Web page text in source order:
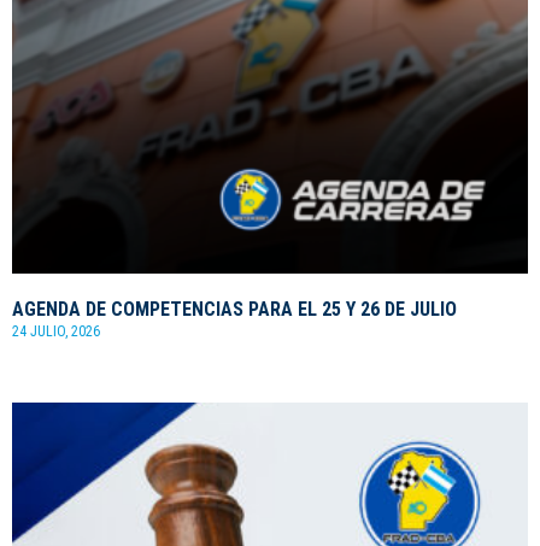
AGENDA DE COMPETENCIAS PARA EL 25 Y 26 DE JULIO
24 JULIO, 2026